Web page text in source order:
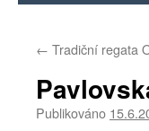
obsahu
webu
← Tradiční regata
Publikováno